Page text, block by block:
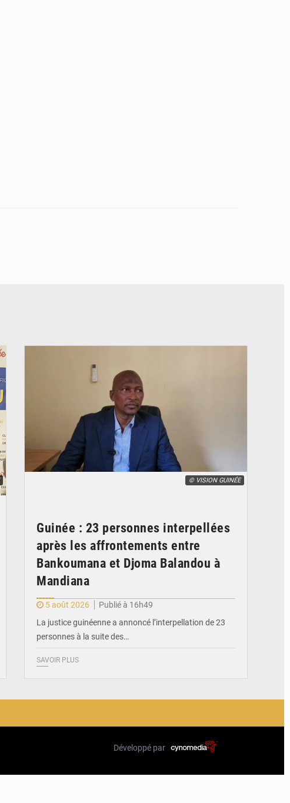
© VISION GUINÉE
Guinée : 23 personnes interpellées
après les affrontements entre
Bankoumana et Djoma Balandou à
Mandiana
5 août 2026
Publié à 16h49
La justice guinéenne a annoncé l’interpellation de 23
personnes à la suite des…
SAVOIR PLUS
Développé par